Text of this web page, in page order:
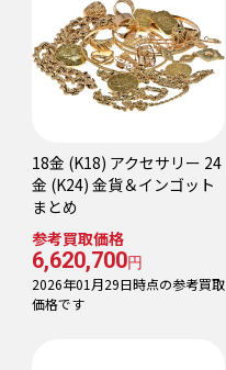
18金 (K18) アクセサリー 24
金 (K24) 金貨＆インゴット
まとめ
参考買取価格
6,620,700円
2026年01月29日時点の参考買取
価格です